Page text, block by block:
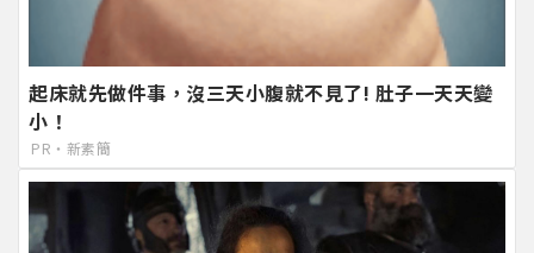
起床就先做件事，沒三天小腹就不見了! 肚子一天天變
小！
PR・新素簡